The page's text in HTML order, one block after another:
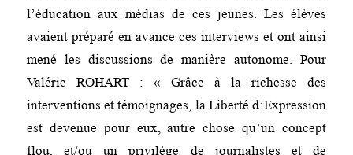
l’éducation aux médias de ces jeunes. Les élèves
avaient préparé en avance ces interviews et ont ainsi
mené les discussions de manière autonome. Pour
Valérie ROHART : « Grâce à la richesse des
interventions et témoignages, la Liberté d’Expression
est devenue pour eux, autre chose qu’un concept
flou, et/ou un privilège de journalistes et de